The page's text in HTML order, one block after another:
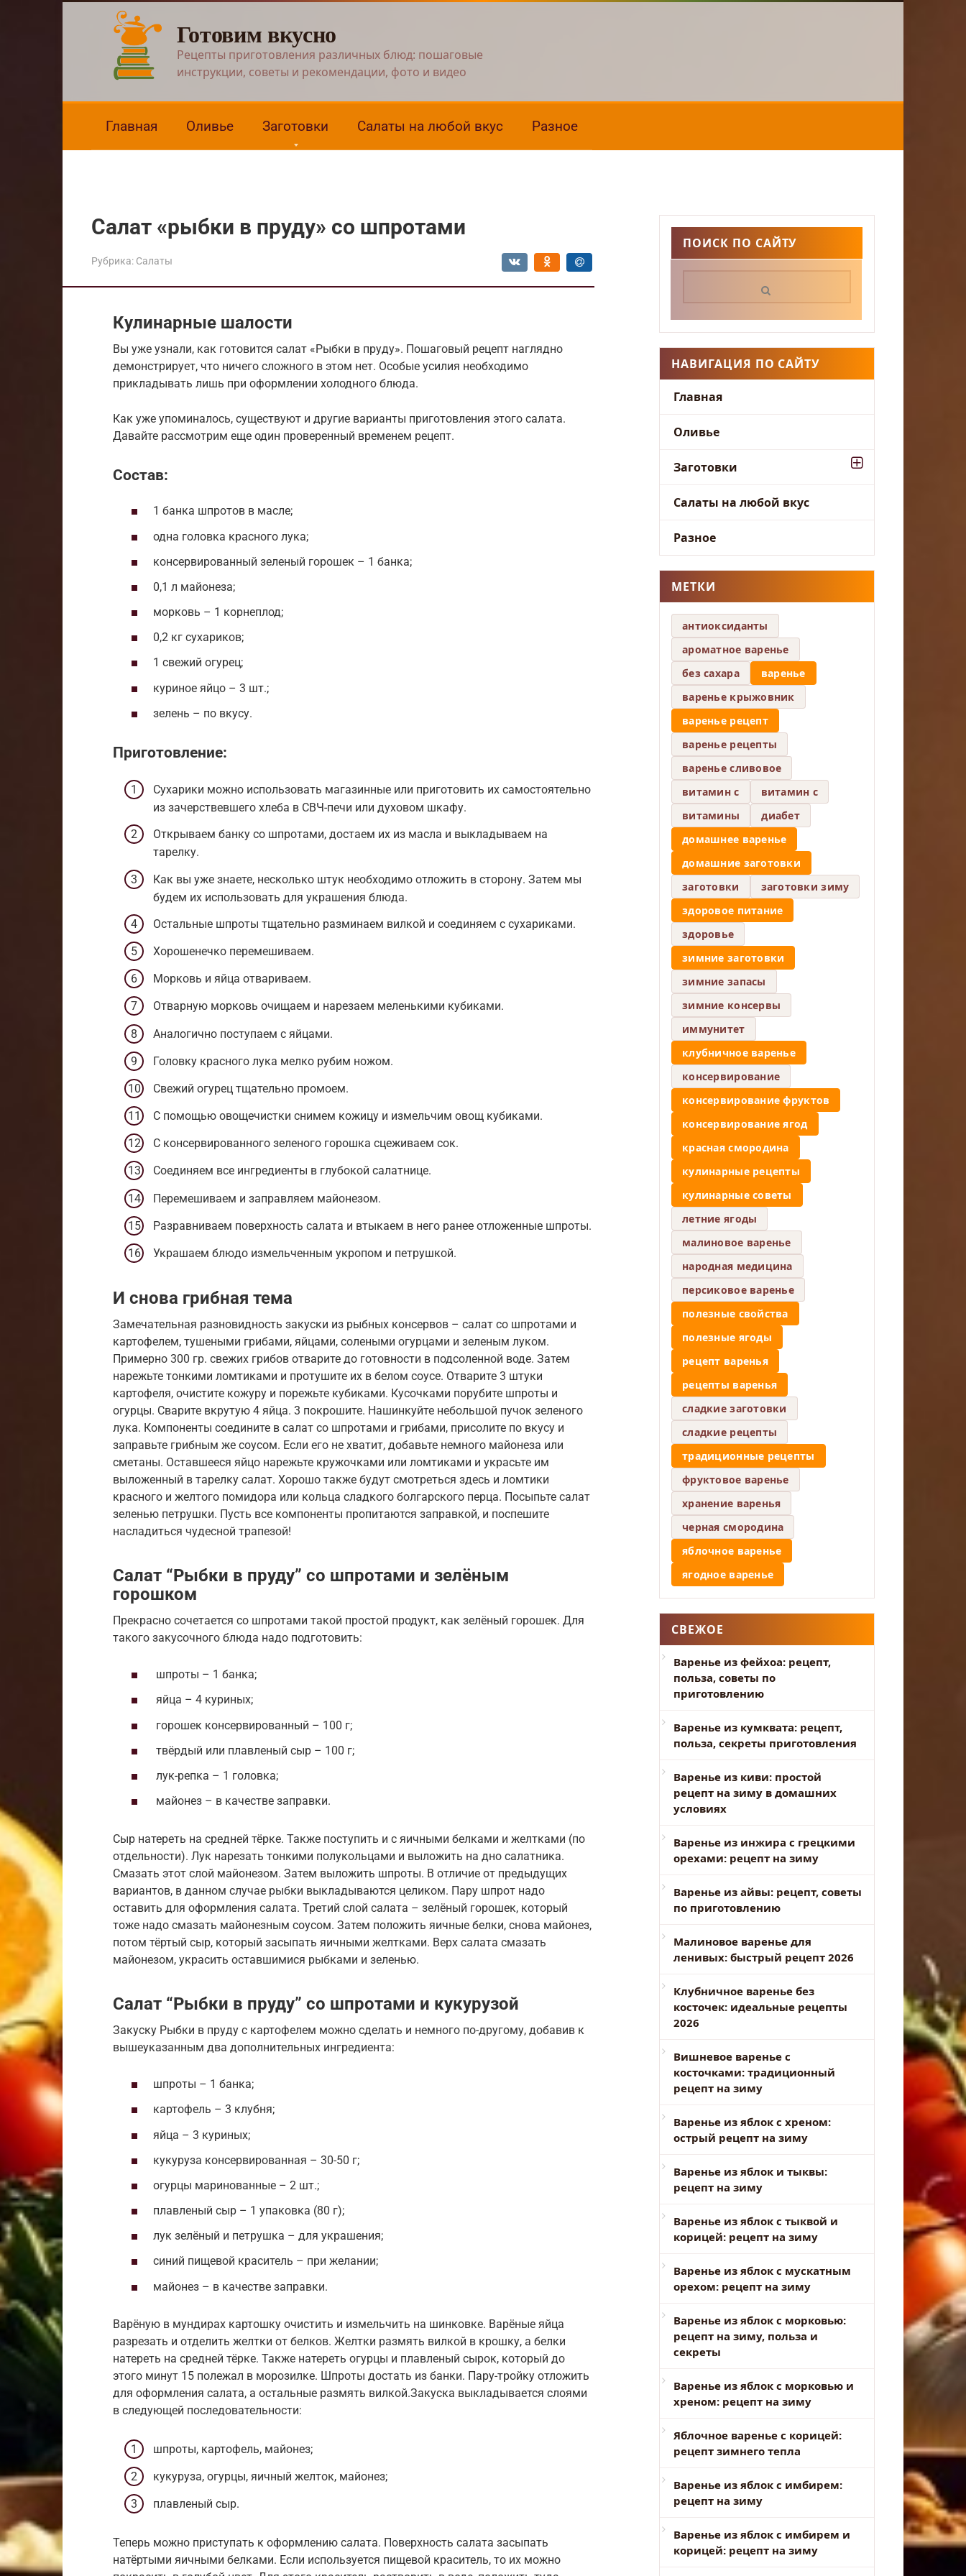
Готовим вкусно
Рецепты приготовления различных блюд: пошаговые
инструкции, советы и рекомендации, фото и видео
Главная Оливье Заготовки Салаты на любой вкус Разное
Салат «рыбки в пруду» со шпротами
Рубрика: Салаты
Кулинарные шалости
Вы уже узнали, как готовится салат «Рыбки в пруду». Пошаговый рецепт наглядно
демонстрирует, что ничего сложного в этом нет. Особые усилия необходимо
прикладывать лишь при оформлении холодного блюда.
Как уже упоминалось, существуют и другие варианты приготовления этого салата.
Давайте рассмотрим еще один проверенный временем рецепт.
Состав:
1 банка шпротов в масле;
одна головка красного лука;
консервированный зеленый горошек – 1 банка;
0,1 л майонеза;
морковь – 1 корнеплод;
0,2 кг сухариков;
1 свежий огурец;
куриное яйцо – 3 шт.;
зелень – по вкусу.
Приготовление:
Сухарики можно использовать магазинные или приготовить их самостоятельно
из зачерствевшего хлеба в СВЧ-печи или духовом шкафу.
Открываем банку со шпротами, достаем их из масла и выкладываем на
тарелку.
Как вы уже знаете, несколько штук необходимо отложить в сторону. Затем мы
будем их использовать для украшения блюда.
Остальные шпроты тщательно разминаем вилкой и соединяем с сухариками.
Хорошенечко перемешиваем.
Морковь и яйца отвариваем.
Отварную морковь очищаем и нарезаем меленькими кубиками.
Аналогично поступаем с яйцами.
Головку красного лука мелко рубим ножом.
Свежий огурец тщательно промоем.
С помощью овощечистки снимем кожицу и измельчим овощ кубиками.
С консервированного зеленого горошка сцеживаем сок.
Соединяем все ингредиенты в глубокой салатнице.
Перемешиваем и заправляем майонезом.
Разравниваем поверхность салата и втыкаем в него ранее отложенные шпроты.
Украшаем блюдо измельченным укропом и петрушкой.
И снова грибная тема
Замечательная разновидность закуски из рыбных консервов – салат со шпротами и
картофелем, тушеными грибами, яйцами, солеными огурцами и зеленым луком.
Примерно 300 гр. свежих грибов отварите до готовности в подсоленной воде. Затем
нарежьте тонкими ломтиками и протушите их в белом соусе. Отварите 3 штуки
картофеля, очистите кожуру и порежьте кубиками. Кусочками порубите шпроты и
огурцы. Сварите вкрутую 4 яйца. 3 покрошите. Нашинкуйте небольшой пучок зеленого
лука. Компоненты соедините в салат со шпротами и грибами, присолите по вкусу и
заправьте грибным же соусом. Если его не хватит, добавьте немного майонеза или
сметаны. Оставшееся яйцо нарежьте кружочками или ломтиками и украсьте им
выложенный в тарелку салат. Хорошо также будут смотреться здесь и ломтики
красного и желтого помидора или кольца сладкого болгарского перца. Посыпьте салат
зеленью петрушки. Пусть все компоненты пропитаются заправкой, и поспешите
насладиться чудесной трапезой!
Салат “Рыбки в пруду” со шпротами и зелёным
горошком
Прекрасно сочетается со шпротами такой простой продукт, как зелёный горошек. Для
такого закусочного блюда надо подготовить:
шпроты – 1 банка;
яйца – 4 куриных;
горошек консервированный – 100 г;
твёрдый или плавленый сыр – 100 г;
лук-репка – 1 головка;
майонез – в качестве заправки.
Сыр натереть на средней тёрке. Также поступить и с яичными белками и желтками (по
отдельности). Лук нарезать тонкими полукольцами и выложить на дно салатника.
Смазать этот слой майонезом. Затем выложить шпроты. В отличие от предыдущих
вариантов, в данном случае рыбки выкладываются целиком. Пару шпрот надо
оставить для оформления салата. Третий слой салата – зелёный горошек, который
тоже надо смазать майонезным соусом. Затем положить яичные белки, снова майонез,
потом тёртый сыр, который засыпать яичными желтками. Верх салата смазать
майонезом, украсить оставшимися рыбками и зеленью.
Салат “Рыбки в пруду” со шпротами и кукурузой
Закуску Рыбки в пруду с картофелем можно сделать и немного по-другому, добавив к
вышеуказанным два дополнительных ингредиента:
шпроты – 1 банка;
картофель – 3 клубня;
яйца – 3 куриных;
кукуруза консервированная – 30-50 г;
огурцы маринованные – 2 шт.;
плавленый сыр – 1 упаковка (80 г);
лук зелёный и петрушка – для украшения;
синий пищевой краситель – при желании;
майонез – в качестве заправки.
Варёную в мундирах картошку очистить и измельчить на шинковке. Варёные яйца
разрезать и отделить желтки от белков. Желтки размять вилкой в крошку, а белки
натереть на средней тёрке. Также натереть огурцы и плавленый сырок, который до
этого минут 15 полежал в морозилке. Шпроты достать из банки. Пару-тройку отложить
для оформления салата, а остальные размять вилкой.Закуска выкладывается слоями
в следующей последовательности:
шпроты, картофель, майонез;
кукуруза, огурцы, яичный желток, майонез;
плавленый сыр.
Теперь можно приступать к оформлению салата. Поверхность салата засыпать
натёртыми яичными белками. Если используется пищевой краситель, то их можно
ПОИСК ПО САЙТУ
НАВИГАЦИЯ ПО САЙТУ
Главная
Оливье
Заготовки
Салаты на любой вкус
Разное
МЕТКИ
антиоксиданты
ароматное варенье
без сахара
варенье
варенье крыжовник
варенье рецепт
варенье рецепты
варенье сливовое
витамин c
витамин с
витамины
диабет
домашнее варенье
домашние заготовки
заготовки
заготовки зиму
здоровое питание
здоровье
зимние заготовки
зимние запасы
зимние консервы
иммунитет
клубничное варенье
консервирование
консервирование фруктов
консервирование ягод
красная смородина
кулинарные рецепты
кулинарные советы
летние ягоды
малиновое варенье
народная медицина
персиковое варенье
полезные свойства
полезные ягоды
рецепт варенья
рецепты варенья
сладкие заготовки
сладкие рецепты
традиционные рецепты
фруктовое варенье
хранение варенья
черная смородина
яблочное варенье
ягодное варенье
СВЕЖОЕ
Варенье из фейхоа: рецепт,
польза, советы по
приготовлению
Варенье из кумквата: рецепт,
польза, секреты приготовления
Варенье из киви: простой
рецепт на зиму в домашних
условиях
Варенье из инжира с грецкими
орехами: рецепт на зиму
Варенье из айвы: рецепт, советы
по приготовлению
Малиновое варенье для
ленивых: быстрый рецепт 2026
Клубничное варенье без
косточек: идеальные рецепты
2026
Вишневое варенье с
косточками: традиционный
рецепт на зиму
Варенье из яблок с хреном:
острый рецепт на зиму
Варенье из яблок и тыквы:
рецепт на зиму
Варенье из яблок с тыквой и
корицей: рецепт на зиму
Варенье из яблок с мускатным
орехом: рецепт на зиму
Варенье из яблок с морковью:
рецепт на зиму, польза и
секреты
Варенье из яблок с морковью и
хреном: рецепт на зиму
Яблочное варенье с корицей:
рецепт зимнего тепла
Варенье из яблок с имбирем:
рецепт на зиму
Варенье из яблок с имбирем и
корицей: рецепт на зиму